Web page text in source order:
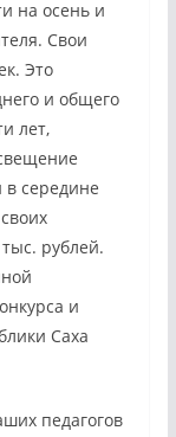
на осень и
Свои
Это
и общего
лет,
в середине
рублей.
и
Саха
педагогов